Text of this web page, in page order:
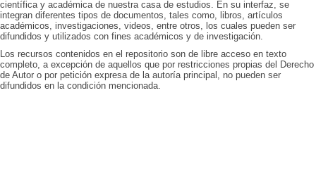
científica y académica de nuestra casa de estudios. En su interfaz, se
integran diferentes tipos de documentos, tales como, libros, artículos
académicos, investigaciones, videos, entre otros, los cuales pueden ser
difundidos y utilizados con fines académicos y de investigación.
Los recursos contenidos en el repositorio son de libre acceso en texto
completo, a excepción de aquellos que por restricciones propias del Derecho
de Autor o por petición expresa de la autoría principal, no pueden ser
difundidos en la condición mencionada.